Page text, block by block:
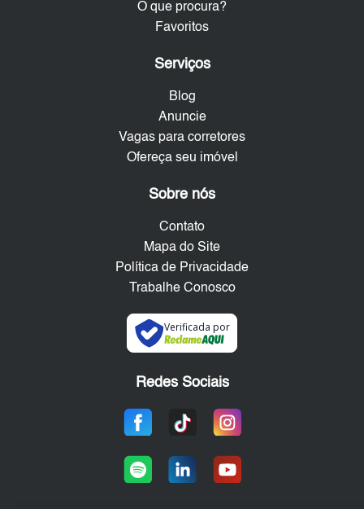
O que procura?
Favoritos
Serviços
Blog
Anuncie
Vagas para corretores
Ofereça seu imóvel
Sobre nós
Contato
Mapa do Site
Política de Privacidade
Trabalhe Conosco
Verificada por
Redes Sociais